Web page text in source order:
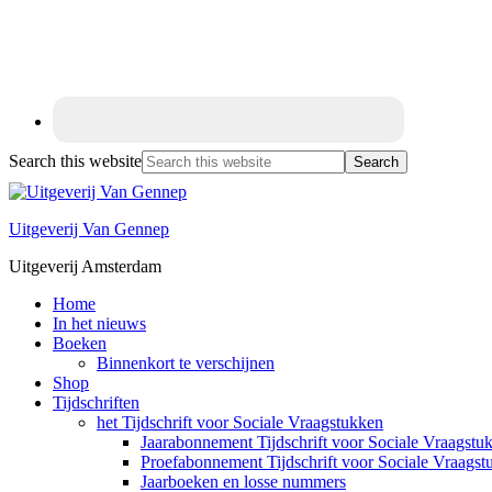
Search this website
Uitgeverij Van Gennep
Uitgeverij Amsterdam
Home
In het nieuws
Boeken
Binnenkort te verschijnen
Shop
Tijdschriften
het Tijdschrift voor Sociale Vraagstukken
Jaarabonnement Tijdschrift voor Sociale
Proefabonnement Tijdschrift voor Sociale
Jaarboeken en losse nummers